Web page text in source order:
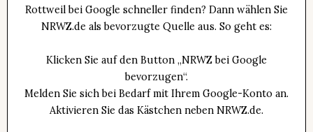
Rottweil bei Google schneller finden? Dann wählen Sie
NRWZ.de als bevorzugte Quelle aus. So geht es:
Klicken Sie auf den Button „NRWZ bei Google
bevorzugen“.
Melden Sie sich bei Bedarf mit Ihrem Google-Konto an.
Aktivieren Sie das Kästchen neben NRWZ.de.